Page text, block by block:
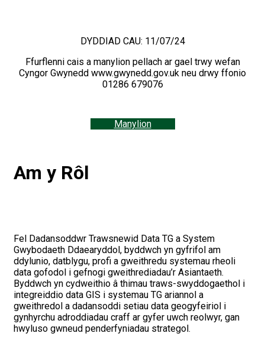
DYDDIAD CAU: 11/07/24
Ffurflenni cais a manylion pellach ar gael trwy wefan
Cyngor Gwynedd www.gwynedd.gov.uk neu drwy ffonio
01286 679076
Manylion
Am y Rôl
Fel Dadansoddwr Trawsnewid Data TG a System
Gwybodaeth Ddaearyddol, byddwch yn gyfrifol am
ddylunio, datblygu, profi a gweithredu systemau rheoli
data gofodol i gefnogi gweithrediadau’r Asiantaeth.
Byddwch yn cydweithio â thimau traws-swyddogaethol i
integreiddio data GIS i systemau TG ariannol a
gweithredol a dadansoddi setiau data geogyfeiriol i
gynhyrchu adroddiadau craff ar gyfer uwch reolwyr, gan
hwyluso gwneud penderfyniadau strategol.